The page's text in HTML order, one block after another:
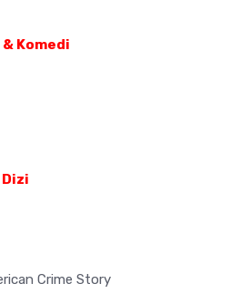
Komedi
Dizi
Crime Story